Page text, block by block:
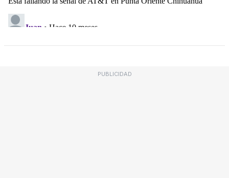
PUBLICIDAD